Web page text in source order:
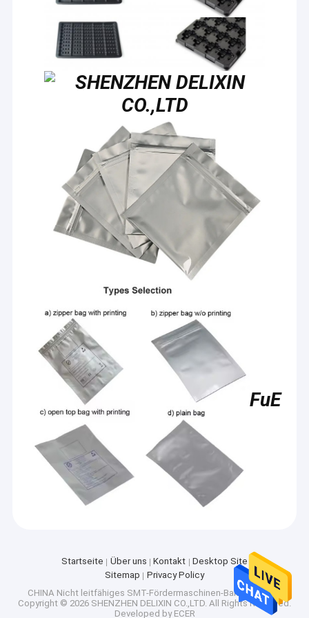
FuE
Startseite Über uns Kontakt
Desktop Site
Sitemap
Privacy Policy
CHINA Nicht leitfähiges SMT-Fördermaschinen-Band Supplier.
Copyright © 2026 SHENZHEN DELIXIN CO.,LTD. All Rights Reserved.
Developed by ECER